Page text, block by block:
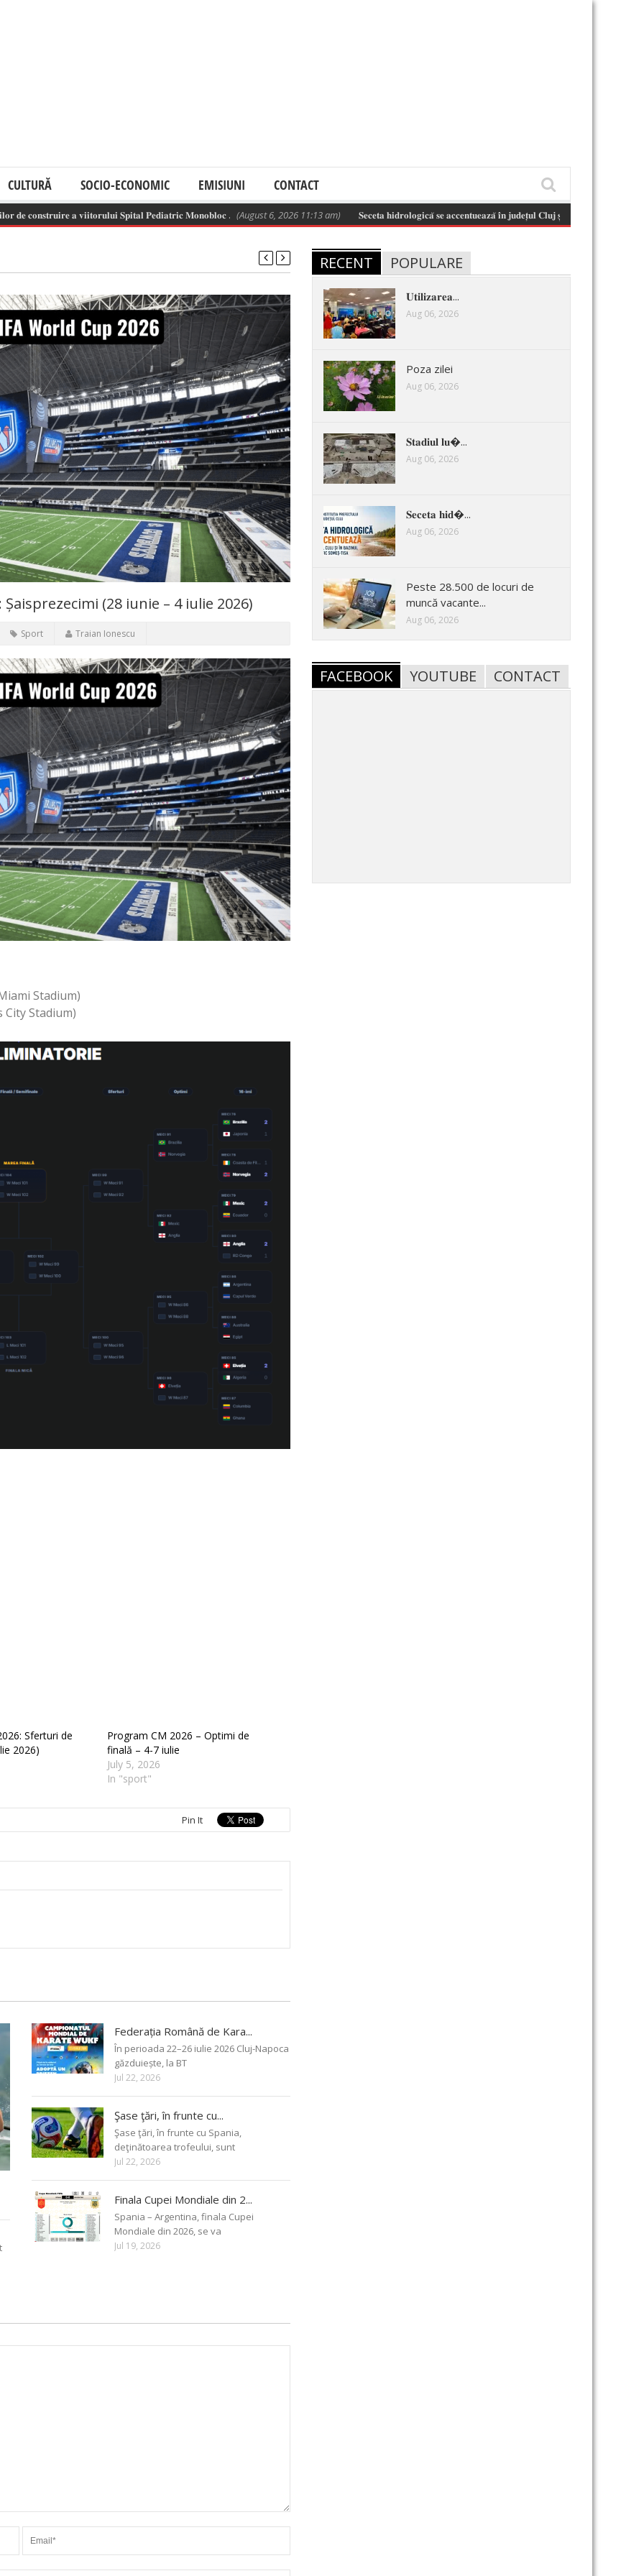
CULTURĂ SOCIO-ECONOMIC EMISIUNI CONTACT
𝐚 𝐯𝐢𝐢𝐭𝐨𝐫𝐮𝐥𝐮𝐢 𝐒𝐩𝐢𝐭𝐚𝐥 𝐏𝐞𝐝𝐢𝐚𝐭𝐫𝐢𝐜 𝐌𝐨𝐧𝐨𝐛𝐥𝐨𝐜 . (August 6, 2026 11:13 am) 𝐒𝐞𝐜𝐞𝐭𝐚 𝐡𝐢𝐝𝐫𝐨𝐥𝐨𝐠𝐢𝐜𝐚̆ 𝐬𝐞 𝐚𝐜𝐜𝐞𝐧𝐭𝐮𝐞𝐚𝐳𝐚̆ 𝐢̂𝐧 𝐣𝐮𝐝𝐞𝐭̦𝐮𝐥 𝐂𝐥𝐮𝐣 𝐬̦𝐢 𝐢̂𝐧 𝐛𝐚𝐳𝐢𝐧𝐮𝐥 𝐡𝐢𝐝𝐫𝐨𝐠𝐫𝐚𝐟𝐢𝐜
(28 iunie – 4 iulie 2026)
Sport Traian Ionescu
Stadium)
City Stadium)
Sferturi de
2026)
Program CM 2026 – Optimi de
finală – 4-7 iulie
July 5, 2026
In "sport"
Pin It
Federația Română de Kara...
În perioada 22–26 iulie 2026 Cluj-Napoca
găzduiește, la BT
Jul 22, 2026
Şase ţări, în frunte cu...
Şase ţări, în frunte cu Spania,
deţinătoarea trofeului, sunt
Jul 22, 2026
Finala Cupei Mondiale din 2...
Spania – Argentina, finala Cupei
Mondiale din 2026, se va
Jul 19, 2026
RECENT POPULARE
𝐔𝐭𝐢𝐥𝐢𝐳𝐚𝐫𝐞𝐚...
Aug 06, 2026
Poza zilei
Aug 06, 2026
𝐒𝐭𝐚𝐝𝐢𝐮𝐥 𝐥𝐮�...
Aug 06, 2026
𝐒𝐞𝐜𝐞𝐭𝐚 𝐡𝐢𝐝�...
Aug 06, 2026
Peste 28.500 de locuri de
muncă vacante...
Aug 06, 2026
FACEBOOK YOUTUBE CONTACT